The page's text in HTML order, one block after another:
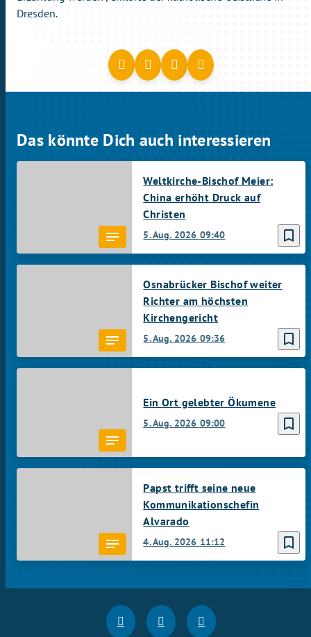
Dresden.
Das könnte Dich auch interessieren
bookmark_border
5. Aug. 2026 09:40
Weltkirche-Bischof Meier:
China erhöht Druck auf
Christen
bookmark_border
5. Aug. 2026 09:36
Osnabrücker Bischof weiter
Richter am höchsten
Kirchengericht
bookmark_border
5. Aug. 2026 09:00
Ein Ort gelebter Ökumene
bookmark_border
4. Aug. 2026 11:12
Papst trifft seine neue
Kommunikationschefin
Alvarado